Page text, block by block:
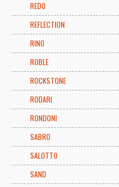
REDO
REFLECTION
RINO
ROBLE
ROCKSTONE
RODARI
RONDONI
SABRO
SALOTTO
SAND